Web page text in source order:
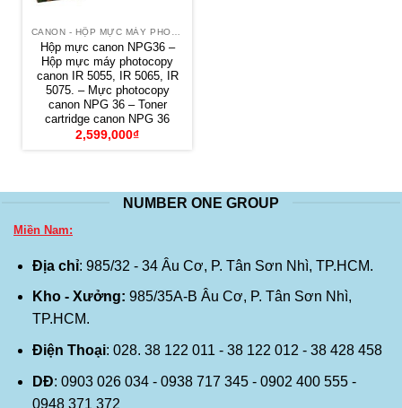
CANON - HỘP MỰC MÁY PHOTOCOPY
Hộp mực canon NPG36 –
Hộp mực máy photocopy
canon IR 5055, IR 5065, IR
5075. – Mực photocopy
canon NPG 36 – Toner
cartridge canon NPG 36
2,599,000₫
NUMBER ONE GROUP
Miền Nam:
Địa chỉ: 985/32 - 34 Âu Cơ, P. Tân Sơn Nhì, TP.HCM.
Kho - Xưởng: 985/35A-B Âu Cơ, P. Tân Sơn Nhì,
TP.HCM.
Điện Thoại: 028. 38 122 011 - 38 122 012 - 38 428 458
DĐ: 0903 026 034 - 0938 717 345 - 0902 400 555 -
0948 371 372